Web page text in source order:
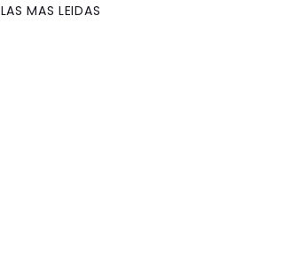
LAS MAS LEIDAS